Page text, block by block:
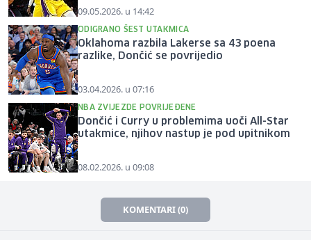
09.05.2026. u 14:42
ODIGRANO ŠEST UTAKMICA
Oklahoma razbila Lakerse sa 43 poena
razlike, Dončić se povrijedio
03.04.2026. u 07:16
NBA ZVIJEZDE POVRIJEĐENE
Dončić i Curry u problemima uoči All-Star
utakmice, njihov nastup je pod upitnikom
08.02.2026. u 09:08
KOMENTARI (0)